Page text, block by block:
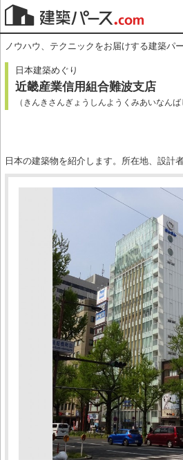
ノウハウ、テクニックをお届けする建築パ
日本建築めぐり
近畿産業信用組合難波支店
（きんきさんぎょうしんようくみあいなんば
日本の建築物を紹介します。所在地、設計